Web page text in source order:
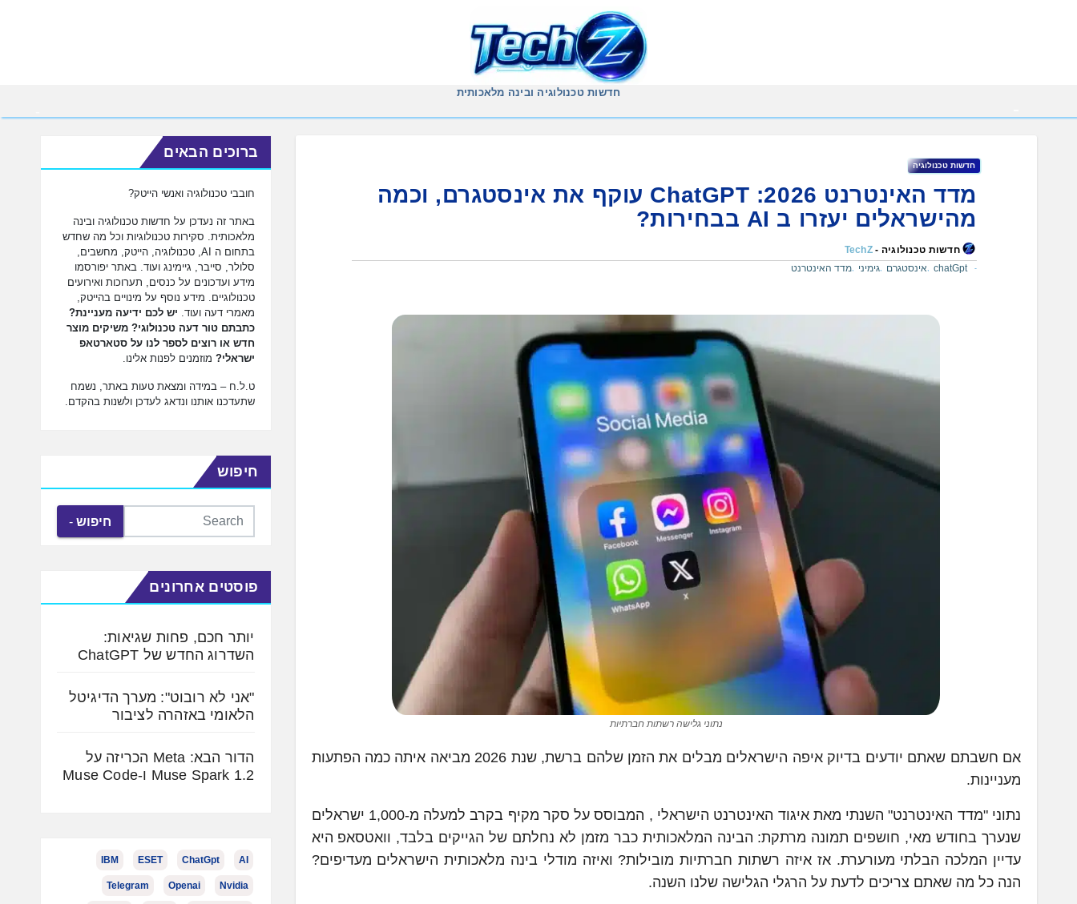
חדשות טכנולוגיה ובינה מלאכותית
חדשות טכנולוגיה
מדד האינטרנט 2026: ChatGPT עוקף את אינסטגרם, וכמה
מהישראלים יעזרו ב AI בבחירות?
חדשות טכנולוגיה -TechZ
chatGpt
,אינסטגרם ,גימיני ,מדד האינטרנט
נתוני גלישה רשתות חברתיות
אם חשבתם שאתם יודעים בדיוק איפה הישראלים מבלים את הזמן שלהם ברשת, שנת 2026 מביאה איתה כמה הפתעות
מעניינות.
נתוני "מדד האינטרנט" השנתי מאת איגוד האינטרנט הישראלי , המבוסס על סקר מקיף בקרב למעלה מ-1,000 ישראלים
שנערך בחודש מאי, חושפים תמונה מרתקת: הבינה המלאכותית כבר מזמן לא נחלתם של הגייקים בלבד, וואטסאפ היא
עדיין המלכה הבלתי מעורערת. אז איזה רשתות חברתיות מובילות? ואיזה מודלי בינה מלאכותית הישראלים מעדיפים?
הנה כל מה שאתם צריכים לדעת על הרגלי הגלישה שלנו השנה.
ברוכים הבאים
חובבי טכנולוגיה ואנשי הייטק?
באתר זה נעדכן על חדשות טכנולוגיה ובינה
מלאכותית. סקירות טכנולוגיות וכל מה שחדש
בתחום ה AI, טכנולוגיה, הייטק, מחשבים,
סלולר, סייבר, גיימינג ועוד. באתר יפורסמו
מידע ועדכונים על כנסים, תערוכות ואירועים
טכנולוגיים. מידע נוסף על מינויים בהייטק,
מאמרי דעה ועוד. יש לכם ידיעה מעניינת?
כתבתם טור דעה טכנולוגי? משיקים מוצר
חדש או רוצים לספר לנו על סטארטאפ
ישראלי? מוזמנים לפנות אלינו.
ט.ל.ח – במידה ומצאת טעות באתר, נשמח
שתעדכנו אותנו ונדאג לעדכן ולשנות בהקדם.
חיפוש
חיפוש
פוסטים אחרונים
יותר חכם, פחות שגיאות:
השדרוג החדש של ChatGPT
"אני לא רובוט": מערך הדיגיטל
הלאומי באזהרה לציבור
הדור הבא: Meta הכריזה על
Muse Spark 1.2 ו-Muse Code
AI
ChatGpt
ESET
IBM
Nvidia
Openai
Telegram